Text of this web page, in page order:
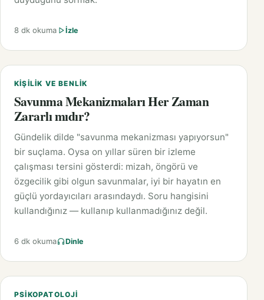
8 dk okuma İzle
KIŞILIK VE BENLIK
Savunma Mekanizmaları Her Zaman
Zararlı mıdır?
Gündelik dilde "savunma mekanizması yapıyorsun"
bir suçlama. Oysa on yıllar süren bir izleme
çalışması tersini gösterdi: mizah, öngörü ve
özgecilik gibi olgun savunmalar, iyi bir hayatın en
güçlü yordayıcıları arasındaydı. Soru hangisini
kullandığınız — kullanıp kullanmadığınız değil.
6 dk okuma Dinle
PSIKOPATOLOJI